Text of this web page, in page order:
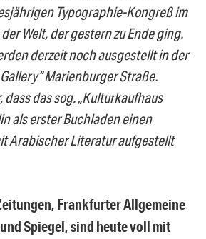
Typographie-Kongreß im
Welt, der gestern zu Ende ging.
derzeit noch ausgestellt in der
Marienburger Straße.
das sog. „Kulturkaufhaus
als erster Buchladen einen
Arabischer Literatur aufgestellt
Frankfurter Allgemeine
Spiegel, sind heute voll mit